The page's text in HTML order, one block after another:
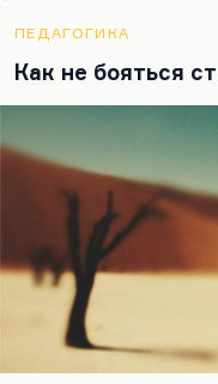
меньшинства –
(кстати говоря,
безусловно,
заговорщики, они
такое…
ПЕДАГОГИКА
Как не бояться